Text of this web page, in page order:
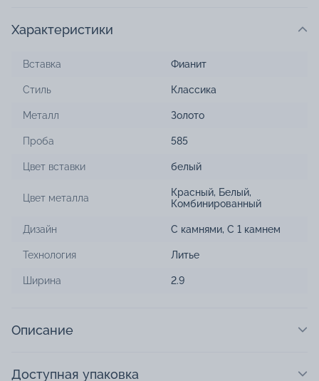
Характеристики
Вставка Фианит
Стиль Классика
Металл Золото
Проба 585
Цвет вставки белый
Цвет металла Красный, Белый,
Комбинированный
Дизайн С камнями, С 1 камнем
Технология Литье
Ширина 2.9
Описание
Доступная упаковка